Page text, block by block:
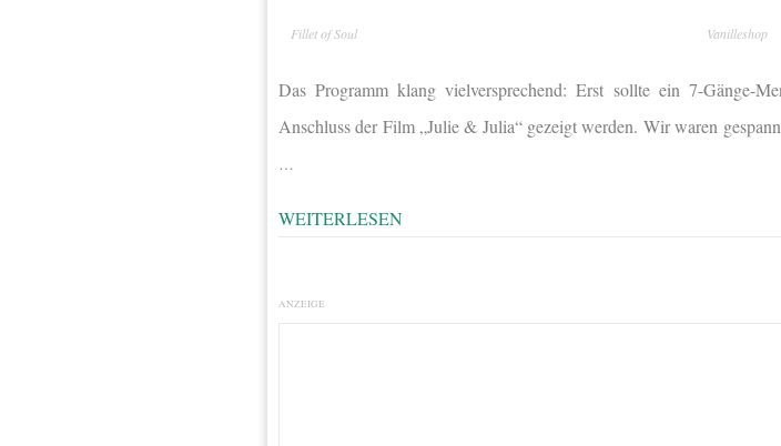
Fillet of Soul Vanilleshop
Das Programm klang vielversprechend: Erst sollte ein 7-Gänge-
Anschluss der Film „Julie & Julia“ gezeigt werden. Wir waren
…
WEITERLESEN
ANZEIGE